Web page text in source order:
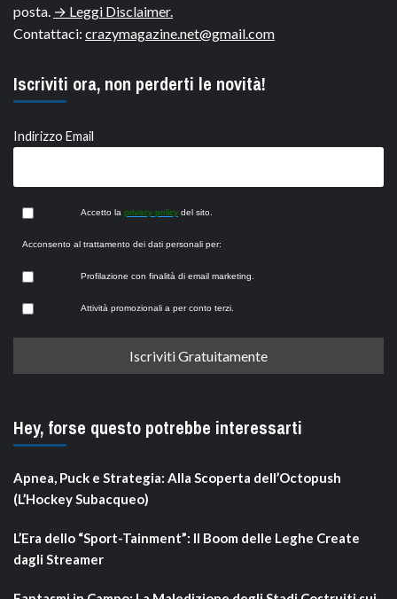
posta. → Leggi Disclaimer.
Contattaci: crazymagazine.net@gmail.com
Iscriviti ora, non perderti le novità!
Indirizzo Email
Accetto la privacy policy del sito.
Acconsento al trattamento dei dati personali per:
Profilazione con finalità di email marketing.
Attività promozionali a per conto terzi.
Hey, forse questo potrebbe interessarti
Apnea, Puck e Strategia: Alla Scoperta dell’Octopush
(L’Hockey Subacqueo)
L’Era dello “Sport-Tainment”: Il Boom delle Leghe Create
dagli Streamer